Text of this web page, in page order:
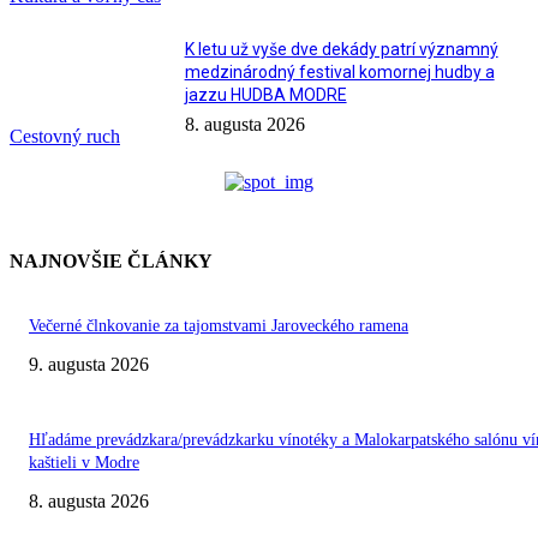
Cestovný ruch
K letu už vyše dve dekády patrí významný
medzinárodný festival komornej hudby a
jazzu HUDBA MODRE
8. augusta 2026
NAJNOVŠIE ČLÁNKY
Večerné člnkovanie za tajomstvami Jaroveckého ramena
9. augusta 2026
Hľadáme prevádzkara/prevádzkarku vínotéky a Malokarpatského salónu
kaštieli v Modre
8. augusta 2026